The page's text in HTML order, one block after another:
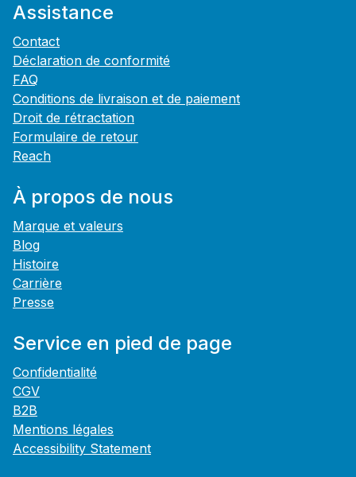
Assistance
Contact
Déclaration de conformité
FAQ
Conditions de livraison et de paiement
Droit de rétractation
Formulaire de retour
Reach
À propos de nous
Marque et valeurs
Blog
Histoire
Carrière
Presse
Service en pied de page
Confidentialité
CGV
B2B
Mentions légales
Accessibility Statement